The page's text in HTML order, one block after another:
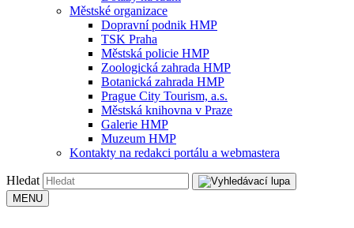
Městské organizace
Dopravní podnik HMP
TSK Praha
Městská policie HMP
Zoologická zahrada HMP
Botanická zahrada HMP
Prague City Tourism, a.s.
Městská knihovna v Praze
Galerie HMP
Muzeum HMP
Kontakty na redakci portálu a webmastera
Hledat
MENU